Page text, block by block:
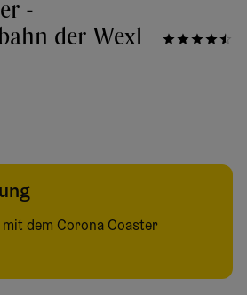
-
der Wexl
mit dem Corona Coaster